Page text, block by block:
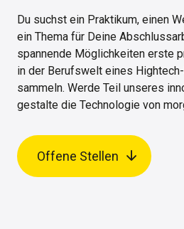
Du suchst ein Praktikum, einen
ein Thema für Deine
spannende Möglichkeiten erste
in der Berufswelt eines
sammeln. Werde Teil unseres
gestalte die Technologie von
Offene Stellen